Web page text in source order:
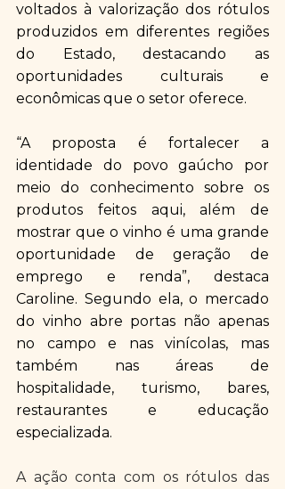
voltados à valorização dos rótulos
produzidos em diferentes regiões
do Estado, destacando as
oportunidades culturais e
econômicas que o setor oferece.
“A proposta é fortalecer a
identidade do povo gaúcho por
meio do conhecimento sobre os
produtos feitos aqui, além de
mostrar que o vinho é uma grande
oportunidade de geração de
emprego e renda”, destaca
Caroline. Segundo ela, o mercado
do vinho abre portas não apenas
no campo e nas vinícolas, mas
também nas áreas de
hospitalidade, turismo, bares,
restaurantes e educação
especializada.
A ação conta com os rótulos das